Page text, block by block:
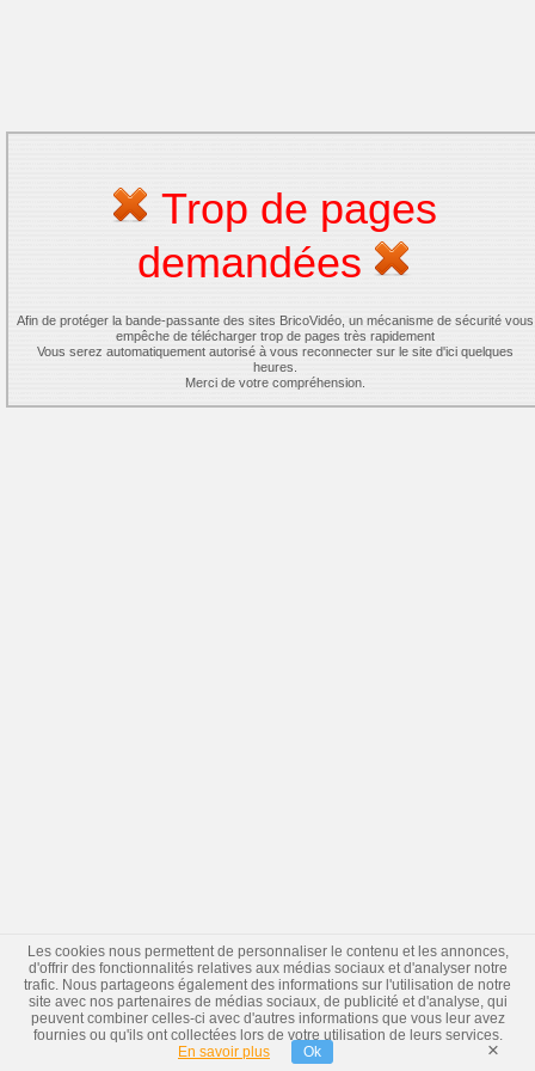
Trop de pages
demandées
Afin de protéger la bande-passante des sites BricoVidéo, un mécanisme de sécurité vous
empêche de télécharger trop de pages très rapidement
Vous serez automatiquement autorisé à vous reconnecter sur le site d'ici quelques
heures.
Merci de votre compréhension.
Les cookies nous permettent de personnaliser le contenu et les annonces,
d'offrir des fonctionnalités relatives aux médias sociaux et d'analyser notre
trafic. Nous partageons également des informations sur l'utilisation de notre
site avec nos partenaires de médias sociaux, de publicité et d'analyse, qui
peuvent combiner celles-ci avec d'autres informations que vous leur avez
fournies ou qu'ils ont collectées lors de votre utilisation de leurs services.
En savoir plus
Ok ×